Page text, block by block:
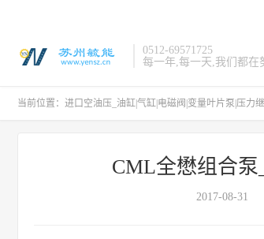
0512-69571725
每一年,每一天,我们都在
当前位置： 进口空油压_油缸|气缸|电磁阀|变量叶片泵|压力
CML全懋组合
2017-08-31